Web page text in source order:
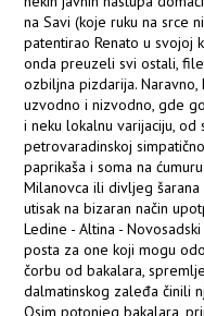
na Savi (koje ruku na srce
patentirao Renato u svojoj
onda preuzeli svi ostali,
ozbiljna pizdarija.
uzvodno i nizvodno, gde
i neku lokalnu varijaciju,
petrovaradinskoj
paprikaša i soma na
Milanovca ili divljeg šarana
utisak na bizaran način
Ledine - Altina -
posta za one koji mogu
čorbu od bakalara,
dalmatinskog zaleđa činili
Osim potonjeg bakalara,